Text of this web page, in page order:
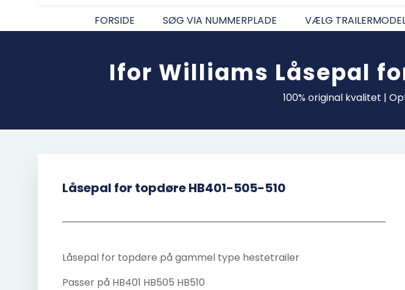
FORSIDE SØG VIA NUMMERPLADE VÆLG
Ifor Williams Låsepal
100% original kvalitet |
Låsepal for topdøre HB401-505-510
Låsepal for topdøre på gammel type hestetrailer
Passer på HB401 HB505 HB510